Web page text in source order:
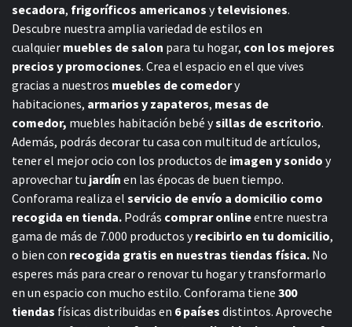
secadora, frigoríficos americanos ytelevisiones.
Descubre nuestra amplia variedad de estilos en
cualquier muebles de salon para tu hogar, con los mejores
precios y promociones. Crea el espacio en el que vives
gracias a nuestros muebles de comedory
habitaciones, armarios y zapateros, mesas de
comedor, muebles habitación bebé ysillas de escritorio.
Además, podrás decorar tu casa con multitud de artículos,
tener el mejor ocio con los productos de imagen y sonido y
aprovechar tu jardín en las épocas de buen tiempo.
Conforama realiza el servicio de envío a domicilio como
recogida en tienda. Podrás comprar onlineentre nuestra
gama de más de 7.000 productos yrecibirlo en tu domicilio,
o bien con recogida gratis en nuestras tiendas física. No
esperes más para crear o renovar tu hogar y transformarlo
en un espacio con mucho estilo. Conforama tiene 300
tiendas físicas distribuidas en 6 países distintos. Aproveche